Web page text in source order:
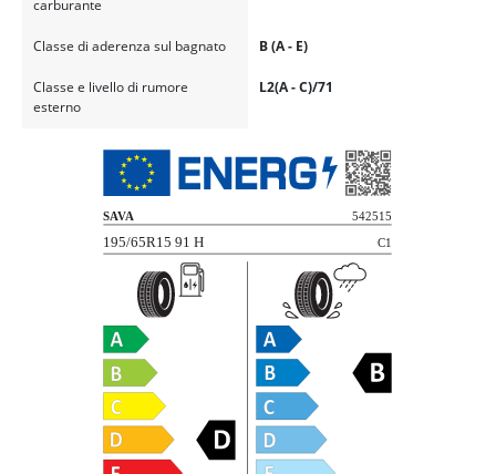
carburante
Classe di aderenza sul bagnato B (A - E)
Classe e livello di rumore
esterno
L2(A - C)/71